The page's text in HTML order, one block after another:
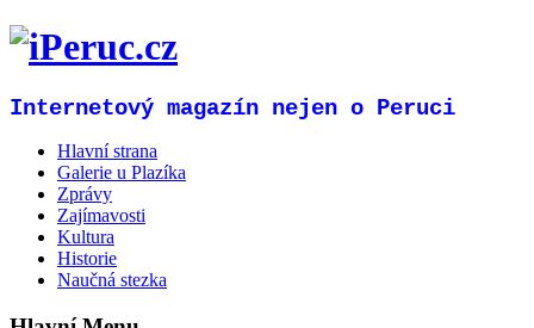
Internetový magazín nejen o Peruci
Hlavní strana
Galerie u Plazíka
Zprávy
Zajímavosti
Kultura
Historie
Naučná stezka